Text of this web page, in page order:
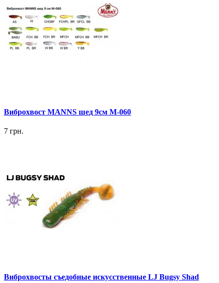
Виброхвост MANNS шед 9см М-060
7 грн.
Виброхвосты съедобные искусственные LJ Bugsy Shad